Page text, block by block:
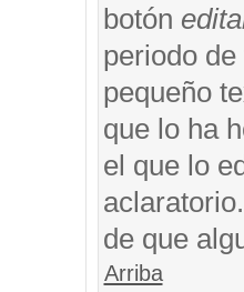
botón
periodo
pequeño
que lo ha
el que lo
de que
Arriba